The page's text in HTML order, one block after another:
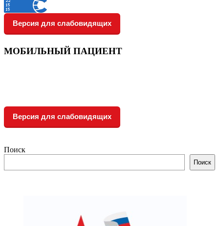
Версия для слабовидящих
МОБИЛЬНЫЙ ПАЦИЕНТ
Версия для слабовидящих
Поиск
Поиск